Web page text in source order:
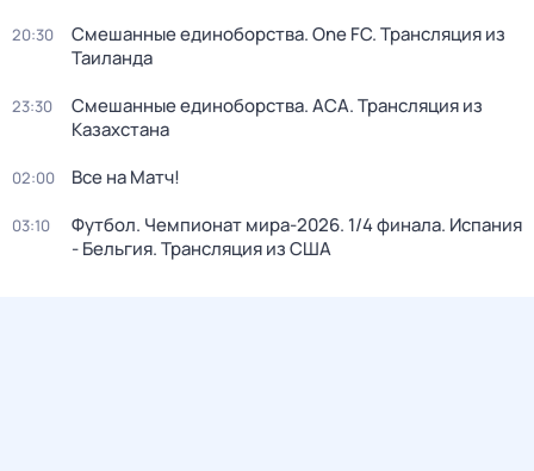
20:30
Смешанные единоборства. One FC. Трансляция из
Таиланда
23:30
Смешанные единоборства. АСА. Трансляция из
Казахстана
02:00 Все на Матч!
03:10
Футбол. Чемпионат мира-2026. 1/4 финала. Испания
- Бельгия. Трансляция из США